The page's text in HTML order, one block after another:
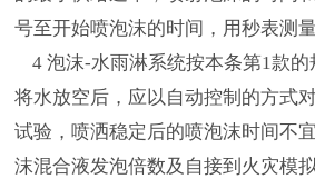
号至开始喷泡沫的时间，用秒表测量
4 泡沫-水雨淋系统按本条第1款的
将水放空后，应以自动控制的方式
试验，喷洒稳定后的喷泡沫时间不
沫混合液发泡倍数及自接到火灾模